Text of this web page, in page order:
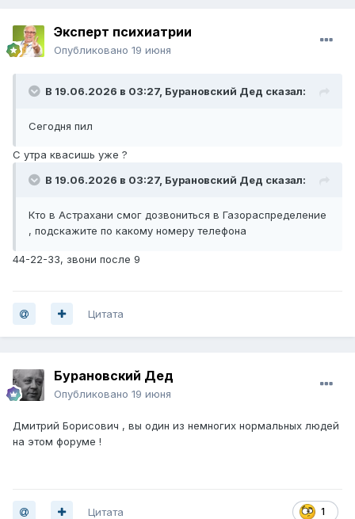
Эксперт психиатрии
Опубликовано 19 июня
В 19.06.2026 в 03:27, Бурановский Дед сказал:
Сегодня пил
С утра квасишь уже ?
В 19.06.2026 в 03:27, Бурановский Дед сказал:
Кто в Астрахани смог дозвониться в Газораспределение
, подскажите по какому номеру телефона
44-22-33, звони после 9
Цитата
Бурановский Дед
Опубликовано 19 июня
Дмитрий Борисович , вы один из немногих нормальных людей
на этом форуме !
1
Цитата